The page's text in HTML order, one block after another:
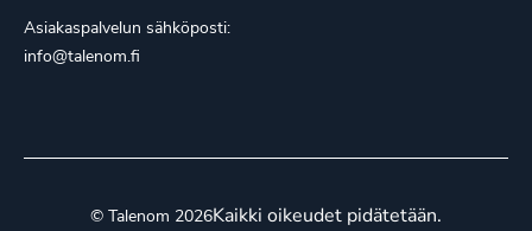
Asiakaspalvelun sähköposti:
info@talenom.fi
© Talenom 2026Kaikki oikeudet pidätetään.